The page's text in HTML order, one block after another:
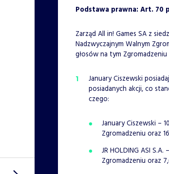
Podstawa prawna: Art. 70
Zarząd All in! Games SA z
Nadzwyczajnym Walnym
głosów na tym Zgromadzeniu
January Ciszewski
posiadanych akcji, co
czego:
January Ciszewski –
Zgromadzeniu oraz
JR HOLDING ASI
Zgromadzeniu oraz